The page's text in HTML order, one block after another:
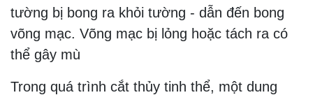
tường bị bong ra khỏi tường - dẫn đến bong
võng mạc. Võng mạc bị lỏng hoặc tách ra có
thể gây mù
Trong quá trình cắt thủy tinh thể, một dung